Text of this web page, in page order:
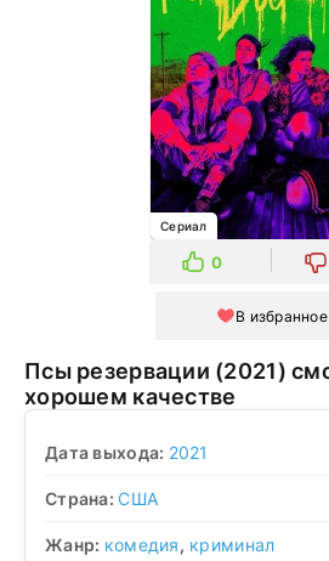
Сериал
0
В избранное
Псы резервации (2021) смотреть в
хорошем качестве
Дата выхода: 2021
Страна:США
Жанр: комедия, криминал